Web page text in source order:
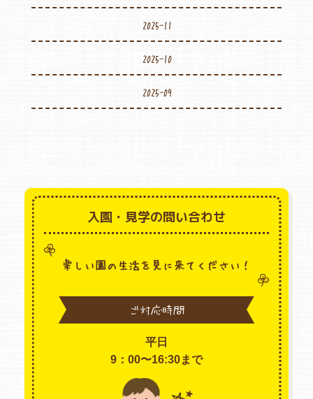
2025-11
2025-10
2025-09
入園・見学の問い合わせ
楽しい園の生活を見に来てください！
ご対応時間
平日
9：00〜16:30まで